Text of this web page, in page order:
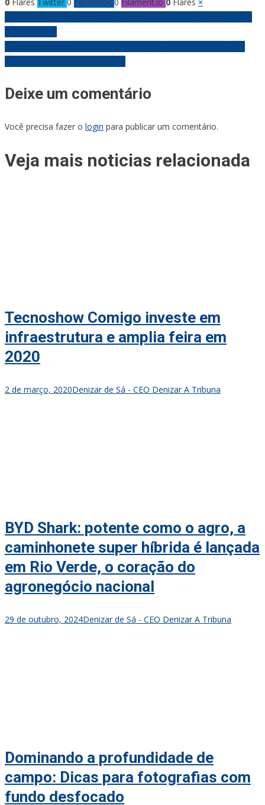
Navegação
de
Post
Deixe um comentário
Você precisa fazer o login para publicar um comentário.
Veja mais noticias relacionada
Tecnoshow Comigo investe em
infraestrutura e amplia feira em
2020
2 de março, 2020Denizar de Sá - CEO Denizar A Tribuna
BYD Shark: potente como o agro, a
caminhonete super híbrida é lançada
em Rio Verde, o coração do
agronegócio nacional
29 de outubro, 2024Denizar de Sá - CEO Denizar A Tribuna
Dominando a profundidade de
campo: Dicas para fotografias com
fundo desfocado